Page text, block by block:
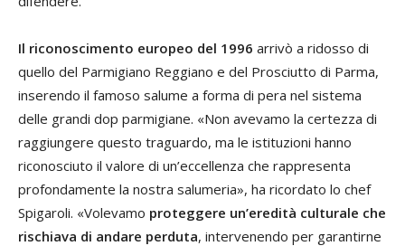
Il riconoscimento europeo del 1996 arrivò a ridosso di
quello del Parmigiano Reggiano e del Prosciutto di Parma,
inserendo il famoso salume a forma di pera nel sistema
delle grandi dop parmigiane. «Non avevamo la certezza di
raggiungere questo traguardo, ma le istituzioni hanno
riconosciuto il valore di un’eccellenza che rappresenta
profondamente la nostra salumeria», ha ricordato lo chef
Spigaroli. «Volevamo proteggere un’eredità culturale che
rischiava di andare perduta, intervenendo per garantirne